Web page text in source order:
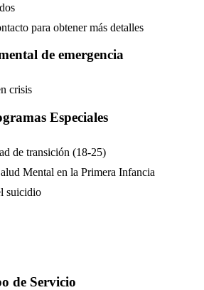
para obtener más detalles
de emergencia
crisis
Especiales
de transición (18-25)
Mental en la Primera Infancia
suicidio
de Servicio